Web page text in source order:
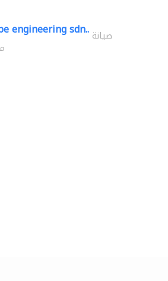
engineering sdn.. صيانة